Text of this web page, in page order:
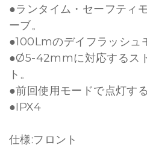
●ランタイム・セーフティ
ーブ。
●100Lmのデイフラッシュ
●Ø5-42mmに対応するス
ト。
●前回使用モードで点灯す
●IPX4
仕様:フロント